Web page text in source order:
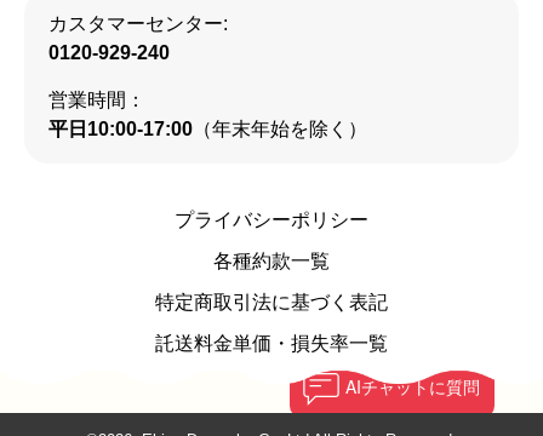
カスタマーセンター:
0120-929-240
営業時間：
平日10:00-17:00 （年末年始を除く）
プライバシーポリシー
各種約款一覧
特定商取引法に基づく表記
託送料金単価・損失率一覧
AIチャットに質問